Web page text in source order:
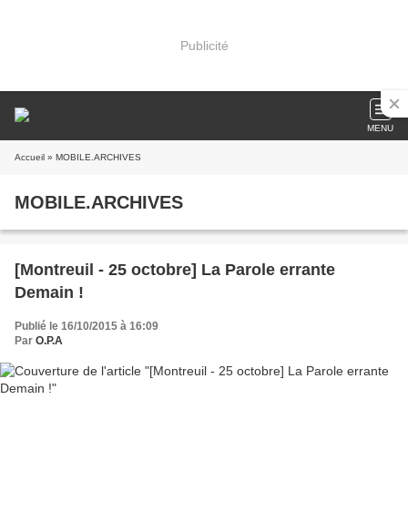
Publicité
MENU
Accueil » MOBILE.ARCHIVES
MOBILE.ARCHIVES
[Montreuil - 25 octobre] La Parole errante
Demain !
Publié le 16/10/2015 à 16:09
Par O.P.A